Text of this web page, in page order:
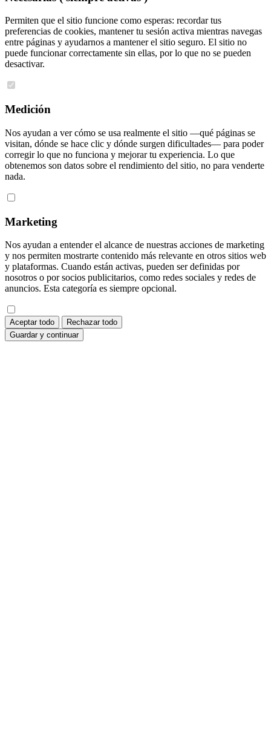
Permiten que el sitio funcione como esperas: recordar tus
preferencias de cookies, mantener tu sesión activa mientras navegas
entre páginas y ayudarnos a mantener el sitio seguro. El sitio no
puede funcionar correctamente sin ellas, por lo que no se pueden
desactivar.
Medición
Nos ayudan a ver cómo se usa realmente el sitio —qué páginas se
visitan, dónde se hace clic y dónde surgen dificultades— para poder
corregir lo que no funciona y mejorar tu experiencia. Lo que
obtenemos son datos sobre el rendimiento del sitio, no para venderte
nada.
Marketing
Nos ayudan a entender el alcance de nuestras acciones de marketing
y nos permiten mostrarte contenido más relevante en otros sitios web
y plataformas. Cuando están activas, pueden ser definidas por
nosotros o por socios publicitarios, como redes sociales y redes de
anuncios. Esta categoría es siempre opcional.
Aceptar todo
Rechazar todo
Guardar y continuar